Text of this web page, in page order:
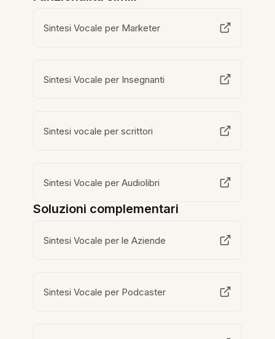
Sintesi Vocale per Marketer
Sintesi Vocale per Insegnanti
Sintesi vocale per scrittori
Sintesi Vocale per Audiolibri
Soluzioni complementari
Sintesi Vocale per le Aziende
Sintesi Vocale per Podcaster